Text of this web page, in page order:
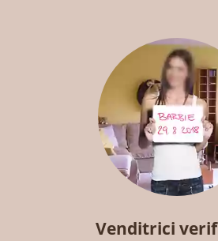
Venditrici